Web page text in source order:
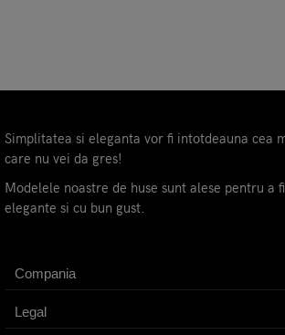
Simplitatea si eleganta vor fi intotdeauna cea
care nu vei da gres!
Modelele noastre de huse sunt alese pentru a
elegante si cu bun gust.
Compania
Legal